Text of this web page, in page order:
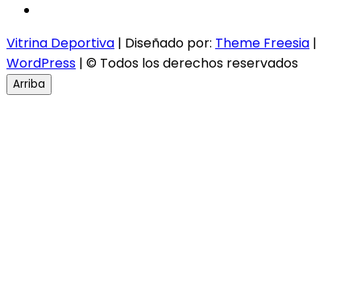
Vitrina Deportiva | Diseñado por: Theme Freesia |
WordPress | © Todos los derechos reservados
Arriba